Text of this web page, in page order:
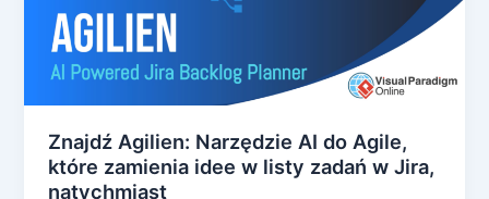
Znajdź Agilien: Narzędzie AI do Agile,
które zamienia idee w listy zadań w Jira,
natychmiast